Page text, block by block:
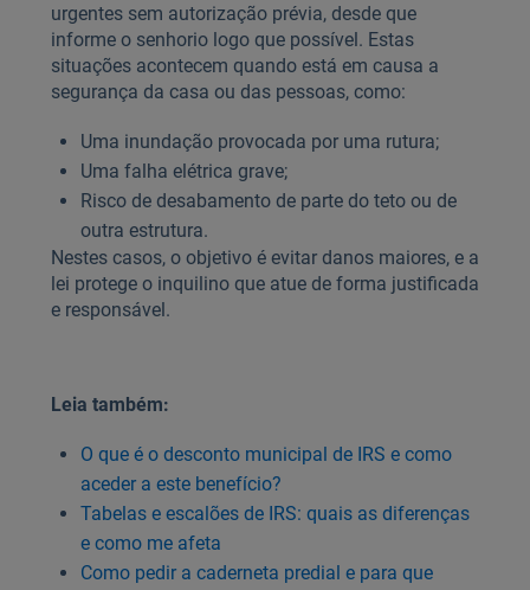
urgentes sem autorização prévia, desde que
informe o senhorio logo que possível. Estas
situações acontecem quando está em causa a
segurança da casa ou das pessoas, como:
Uma inundação provocada por uma rutura;
Uma falha elétrica grave;
Risco de desabamento de parte do teto ou de
outra estrutura.
Nestes casos, o objetivo é evitar danos maiores, e a
lei protege o inquilino que atue de forma justificada
e responsável.
Leia também:
O que é o desconto municipal de IRS e como
aceder a este benefício?
Tabelas e escalões de IRS: quais as diferenças
e como me afeta
Como pedir a caderneta predial e para que